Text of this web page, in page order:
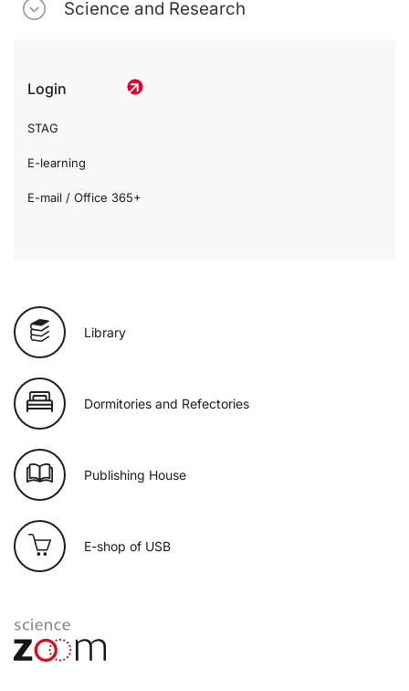
Science and Research
Login
STAG
E-learning
E-mail / Office 365+
Library
Dormitories and Refectories
Publishing House
E-shop of USB